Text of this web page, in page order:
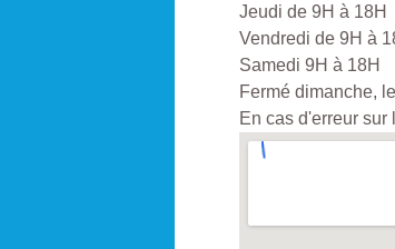
Jeudi de 9H à 18H
Vendredi de 9H à
Samedi 9H à 18H
Fermé dimanche,
En cas d'erreur